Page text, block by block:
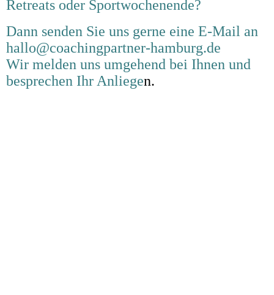
Retreats oder Sportwochenende?
Dann senden Sie uns gerne eine E-Mail an
hallo@coachingpartner-hamburg.de
Wir melden uns umgehend bei Ihnen und
besprechen Ihr Anliegen.